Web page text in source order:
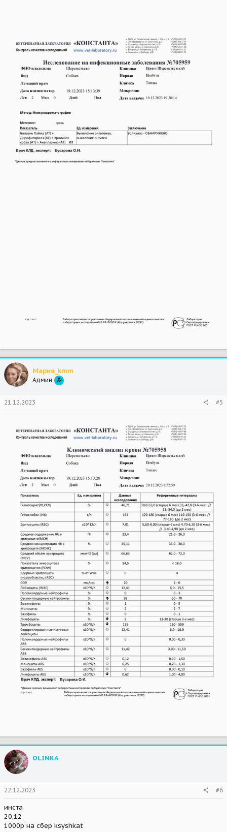
Мария_kmm
Админ
21.12.2023 #5
OLINKA
22.12.2023 #6
инста
20,12
1000р на сбер ksyshkat